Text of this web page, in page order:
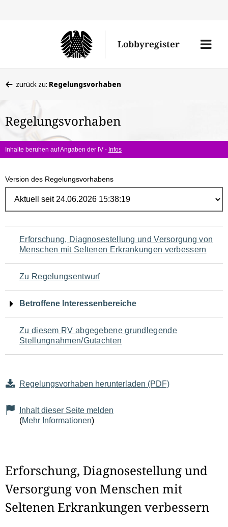
Lobbyregister
Menü
befinden
hier:
zurück zu: Regelungsvorhaben
Regelungsvorhaben
Inhalte beruhen auf Angaben der IV - Infos
Version des Regelungsvorhabens
Navigation
für
den
Seiteninhalt
Erforschung, Diagnosestellung und Versorgung von
Menschen mit Seltenen Erkrankungen verbessern
Zu Regelungsentwurf
Betroffene Interessenbereiche
Zu diesem RV abgegebene grundlegende
Stellungnahmen/Gutachten
Regelungsvorhaben herunterladen (PDF)
Inhalt dieser Seite melden
(Mehr Informationen)
Erforschung, Diagnosestellung und
Versorgung von Menschen mit
Seltenen Erkrankungen verbessern